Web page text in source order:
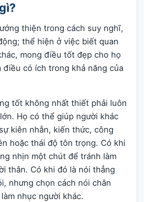
thiện trong cách suy nghĩ,
thể hiện ở việc biết quan
mong điều tốt đẹp cho họ
điều có ích trong khả năng của
tốt không nhất thiết phải luôn
Họ có thể giúp người khác
kiên nhẫn, kiến thức, công
hoặc thái độ tôn trọng. Có khi
nhịn một chút để tránh làm
thân. Có khi đó là nói thẳng
nhưng chọn cách nói chân
nhục người khác.